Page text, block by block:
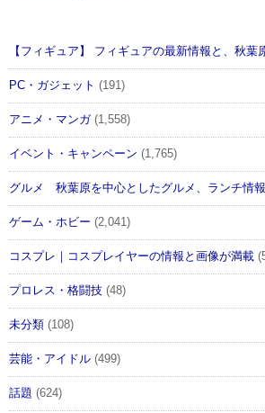
【フィギュア】 フィギュアの最新情報と、秋葉
PC・ガジェット (191)
アニメ・マンガ(1,558)
イベント・キャンペーン (1,765)
グルメ 秋葉原を中心としたグルメ、ランチ情
ゲーム・ホビー (2,041)
コスプレ｜コスプレイヤーの情報と画像が満載
プロレス・格闘技 (48)
未分類 (108)
芸能・アイドル (499)
話題 (624)